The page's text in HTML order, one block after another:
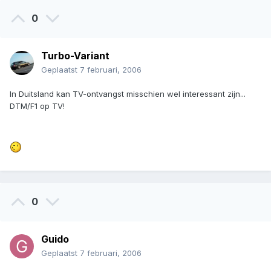
0
Turbo-Variant
Geplaatst 7 februari, 2006
In Duitsland kan TV-ontvangst misschien wel interessant zijn...
DTM/F1 op TV!
0
Guido
Geplaatst 7 februari, 2006